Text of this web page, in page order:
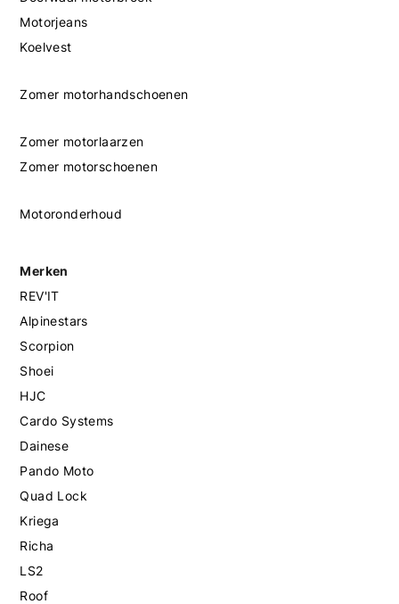
Motorjeans
Koelvest
Zomer motorhandschoenen
Zomer motorlaarzen
Zomer motorschoenen
Motoronderhoud
Merken
REV'IT
Alpinestars
Scorpion
Shoei
HJC
Cardo Systems
Dainese
Pando Moto
Quad Lock
Kriega
Richa
LS2
Roof